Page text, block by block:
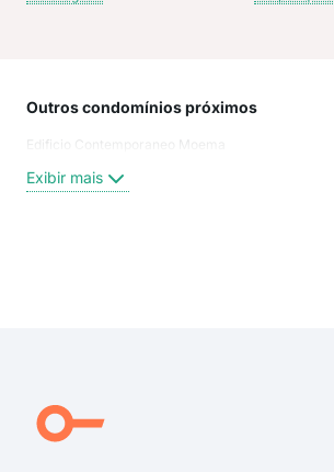
Outros condomínios próximos
Edificio Contemporaneo Moema
Exibir mais